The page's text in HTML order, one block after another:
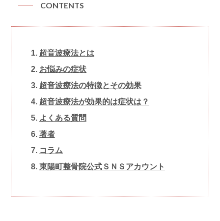
CONTENTS
超音波療法とは
お悩みの症状
超音波療法の特徴とその効果
超音波療法が効果的は症状は？
よくある質問
著者
コラム
東陽町整骨院 公式ＳＮＳアカウント